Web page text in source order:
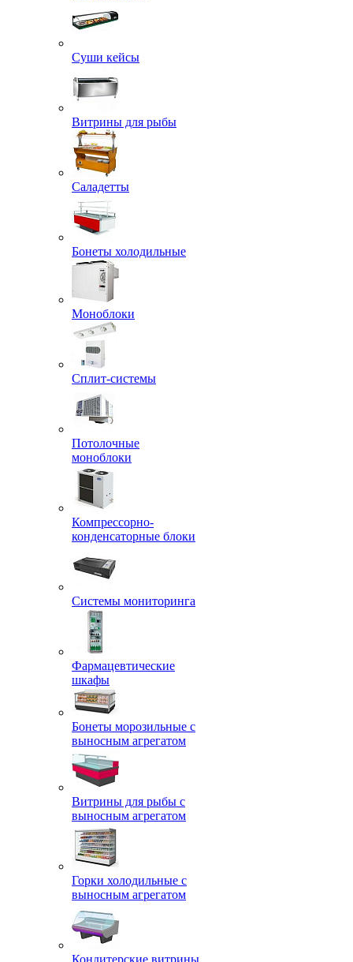
Суши кейсы
Витрины для рыбы
Саладетты
Бонеты холодильные
Моноблоки
Сплит-системы
Потолочные
моноблоки
Компрессорно-
конденсаторные блоки
Системы мониторинга
Фармацевтические
шкафы
Бонеты морозильные с
выносным агрегатом
Витрины для рыбы с
выносным агрегатом
Горки холодильные с
выносным агрегатом
Кондитерские витрины